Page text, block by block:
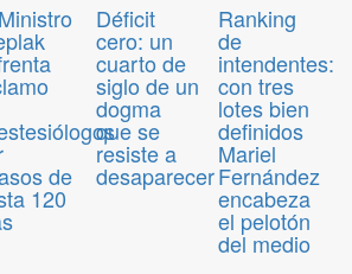
de
120
Déficit
cero: un
cuarto de
siglo de un
dogma
que se
resiste a
desaparecer
Ranking
de
intendentes:
con tres
lotes bien
definidos
Mariel
Fernández
encabeza
el pelotón
del medio